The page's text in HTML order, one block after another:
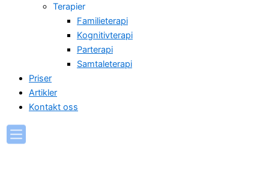
Terapier
Familieterapi
Kognitivterapi
Parterapi
Samtaleterapi
Priser
Artikler
Kontakt oss